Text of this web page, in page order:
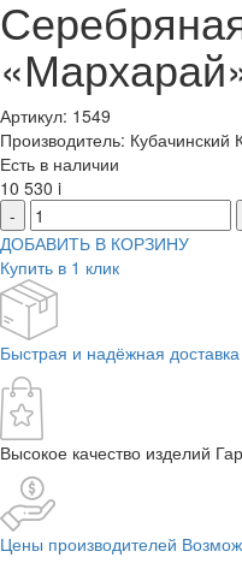
Артикул: 1549
Производитель: Кубачинский
Есть в наличии
10 530 i
-
ДОБАВИТЬ В КОРЗИНУ
Купить в 1 клик
Быстрая и надёжная
Высокое качество изделий
Цены производителей